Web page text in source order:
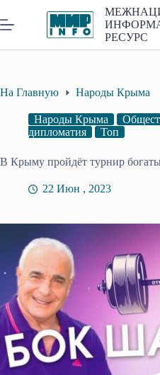
к
сути
РЕСУРС
На Главную Народы Крыма
Народы Крыма
дипломатия
Топ
В Крыму пройдёт турнир
22 Июн , 2023